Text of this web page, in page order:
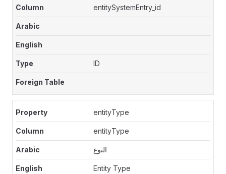
entitySystemEntry_id
ID
entityType
entityType
النوع
Entity Type